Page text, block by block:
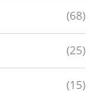
(68)
(25)
(15)